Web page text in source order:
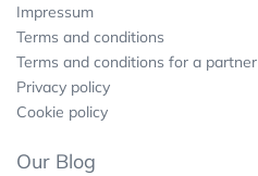
Impressum
Terms and conditions
Terms and conditions for a partner
Privacy policy
Cookie policy
Our Blog